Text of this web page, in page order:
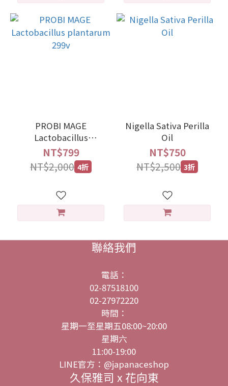
PROBI MAGE
Lactobacillus
plantarum 299v
NT$799
NT$2,000 4折
Nigella Sativa Perilla
Oil
NT$750
NT$2,500 3折
聯絡我們
電話：
02-87518100
02-27972220
時間：
星期一至星期五08:00~20:00
星期六
11:00-19:00
LINE官方：@japanaceshop
久保雅司 x 花向東